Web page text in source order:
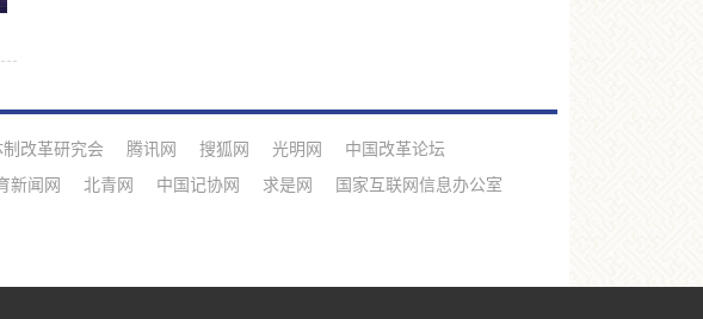
改革研究会 腾讯网 搜狐网 光明网
中国改革论坛
新闻网 北青网 中国记协网 求是网
国家互联网信息办公室